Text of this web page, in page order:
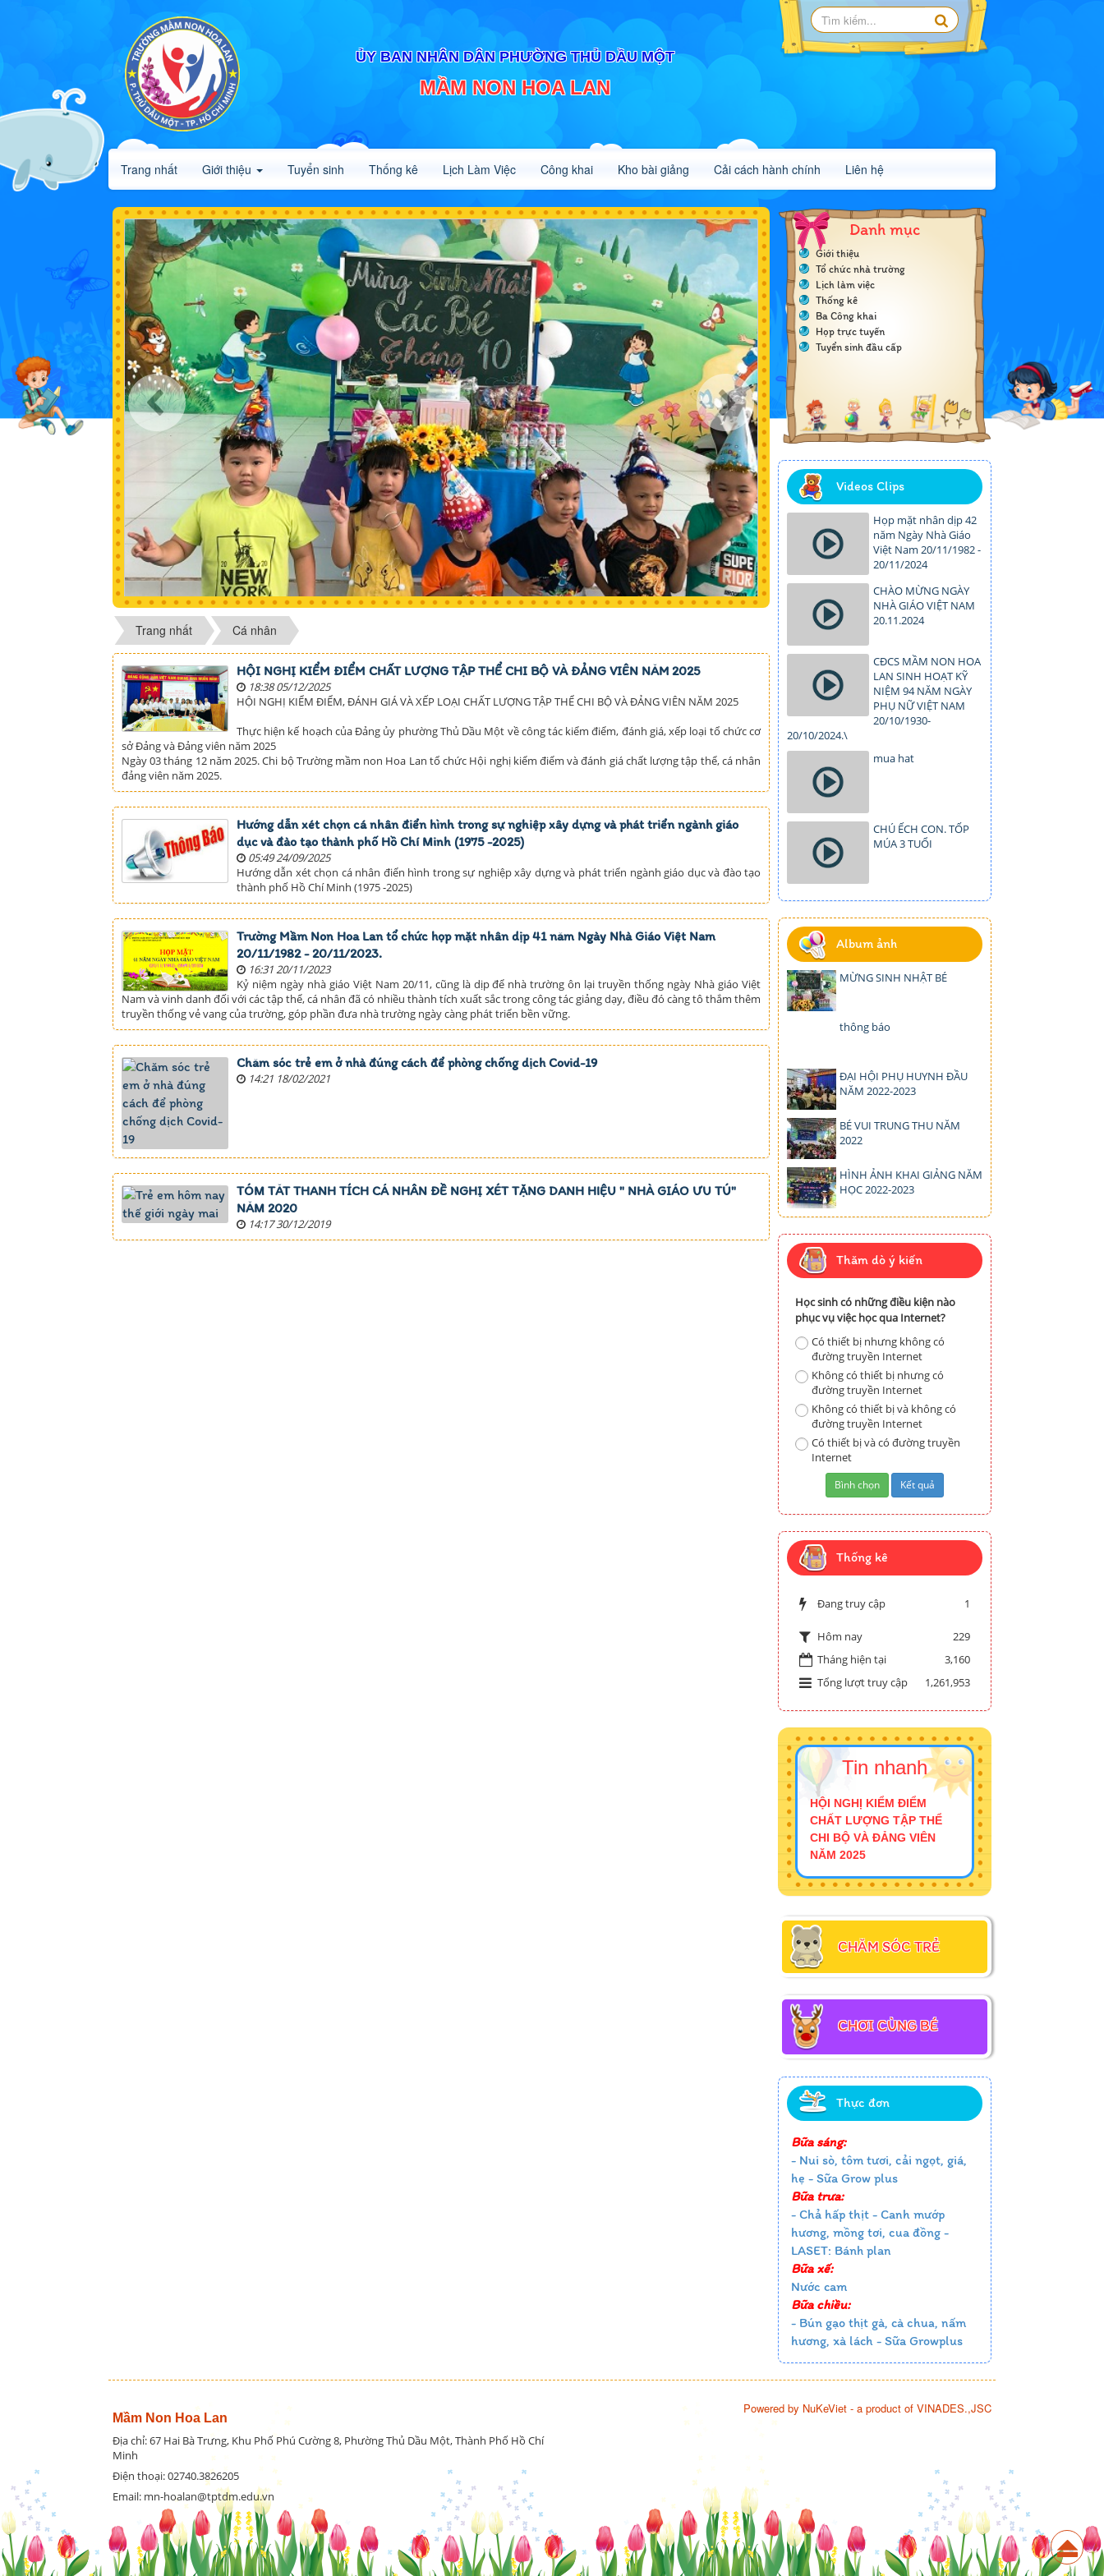
ỦY BAN NHÂN DÂN PHƯỜNG THỦ DẦU MỘT
MẦM NON HOA LAN
Trang nhất Giới thiệu Tuyển sinh Thống kê Lịch Làm Việc Công khai Kho bài giảng Cải cách hành chính Liên hệ
Trang nhất Cá nhân
HỘI NGHỊ KIỂM ĐIỂM CHẤT LƯỢNG TẬP THỂ CHI BỘ VÀ ĐẢNG VIÊN NĂM 2025
18:38 05/12/2025
HỘI NGHỊ KIỂM ĐIỂM, ĐÁNH GIÁ VÀ XẾP LOẠI CHẤT LƯỢNG TẬP THỂ CHI BỘ VÀ ĐẢNG VIÊN NĂM 2025
Thực hiện kế hoạch của Đảng ủy phường Thủ Dầu Một về công tác kiểm điểm, đánh giá, xếp loại tổ chức cơ
sở Đảng và Đảng viên năm 2025
Ngày 03 tháng 12 năm 2025. Chi bộ Trường mầm non Hoa Lan tổ chức Hội nghị kiểm điểm và đánh giá chất lượng tập thể, cá nhân
đảng viên năm 2025.
Hướng dẫn xét chọn cá nhân điển hình trong sự nghiệp xây dựng và phát triển ngành giáo
dục và đào tạo thành phố Hồ Chí Minh (1975 -2025)
05:49 24/09/2025
Hướng dẫn xét chọn cá nhân điển hình trong sự nghiệp xây dựng và phát triển ngành giáo dục và đào tạo
thành phố Hồ Chí Minh (1975 -2025)
Trường Mầm Non Hoa Lan tổ chức họp mặt nhân dịp 41 năm Ngày Nhà Giáo Việt Nam
20/11/1982 - 20/11/2023.
16:31 20/11/2023
Kỷ niệm ngày nhà giáo Việt Nam 20/11, cũng là dịp để nhà trường ôn lại truyền thống ngày Nhà giáo Việt
Nam và vinh danh đối với các tập thể, cá nhân đã có nhiều thành tích xuất sắc trong công tác giảng dạy, điều đó càng tô thắm thêm
truyền thống vẻ vang của trường, góp phần đưa nhà trường ngày càng phát triển bền vững.
Chăm sóc trẻ em ở nhà đúng cách để phòng chống dịch Covid-19
14:21 18/02/2021
TÓM TĂT THANH TÍCH CÁ NHÂN ĐỀ NGHỊ XÉT TẶNG DANH HIỆU " NHÀ GIÁO ƯU TÚ"
NĂM 2020
14:17 30/12/2019
Danh mục
Giới thiệu
Tổ chức nhà trường
Lịch làm việc
Thống kê
Ba Công khai
Họp trực tuyến
Tuyển sinh đầu cấp
Videos Clips
Họp mặt nhân dịp 42
năm Ngày Nhà Giáo
Việt Nam 20/11/1982 -
20/11/2024
CHÀO MỪNG NGÀY
NHÀ GIÁO VIỆT NAM
20.11.2024
CĐCS MẦM NON HOA
LAN SINH HOẠT KỸ
NIỆM 94 NĂM NGÀY
PHỤ NỮ VIỆT NAM
20/10/1930-
20/10/2024.\
mua hat
CHÚ ẾCH CON. TỐP
MÚA 3 TUỔI
Album ảnh
MỪNG SINH NHẬT BÉ
thông báo
ĐẠI HỘI PHỤ HUYNH ĐẦU
NĂM 2022-2023
BÉ VUI TRUNG THU NĂM
2022
HÌNH ẢNH KHAI GIẢNG NĂM
HỌC 2022-2023
Thăm dò ý kiến
Học sinh có những điều kiện nào
phục vụ việc học qua Internet?
Có thiết bị nhưng không có
đường truyền Internet
Không có thiết bị nhưng có
đường truyền Internet
Không có thiết bị và không có
đường truyền Internet
Có thiết bị và có đường truyền
Internet
Thống kê
Đang truy cập 1
Hôm nay
229
Tháng hiện tại
3,160
Tổng lượt truy cập
1,261,953
Tin nhanh
HỘI NGHỊ KIỂM ĐIỂM
CHẤT LƯỢNG TẬP THỂ
CHI BỘ VÀ ĐẢNG VIÊN
NĂM 2025
CHĂM SÓC TRẺ
CHƠI CÙNG BÉ
Thực đơn
Bữa sáng:
- Nui sò, tôm tươi, cải ngọt, giá,
hẹ - Sữa Grow plus
Bữa trưa:
- Chả hấp thịt - Canh mướp
hương, mồng tơi, cua đồng -
LASET: Bánh plan
Bữa xế:
Nước cam
Bữa chiều:
- Bún gạo thịt gà, cà chua, nấm
hương, xà lách - Sữa Growplus
Mầm Non Hoa Lan
Địa chỉ: 67 Hai Bà Trưng, Khu Phố Phú Cường 8, Phường Thủ Dầu Một, Thành Phố Hồ Chí
Minh
Điện thoại: 02740.3826205
Email: mn-hoalan@tptdm.edu.vn
Powered by NuKeViet - a product of VINADES.,JSC